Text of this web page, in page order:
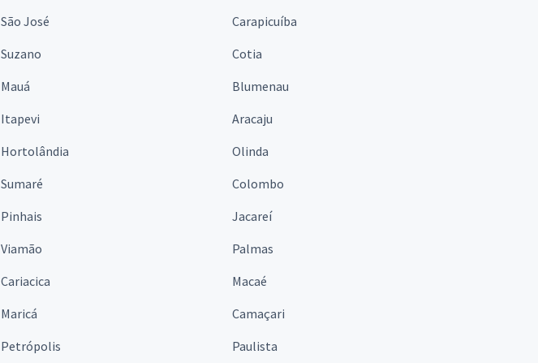
São José
Carapicuíba
Suzano
Cotia
Mauá
Blumenau
Itapevi
Aracaju
Hortolândia
Olinda
Sumaré
Colombo
Pinhais
Jacareí
Viamão
Palmas
Cariacica
Macaé
Maricá
Camaçari
Petrópolis Paulista